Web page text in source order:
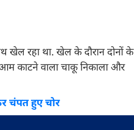
खेल रहा था. खेल के दौरान दोनों के
काटने वाला चाकू निकाला और
चंपत हुए चोर